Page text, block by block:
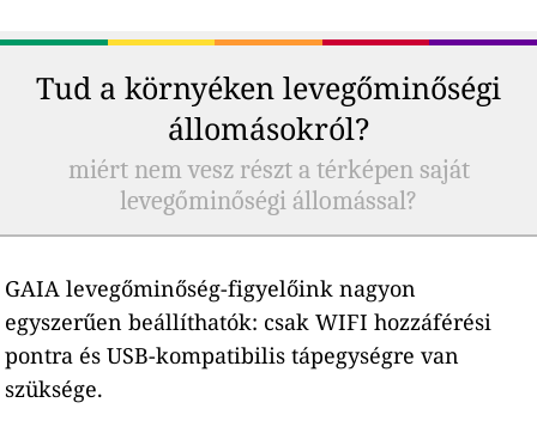
Tud a környéken levegőminőségi
állomásokról?
miért nem vesz részt a térképen saját
levegőminőségi állomással?
GAIA levegőminőség-figyelőink nagyon
egyszerűen beállíthatók: csak WIFI hozzáférési
pontra és USB-kompatibilis tápegységre van
szüksége.